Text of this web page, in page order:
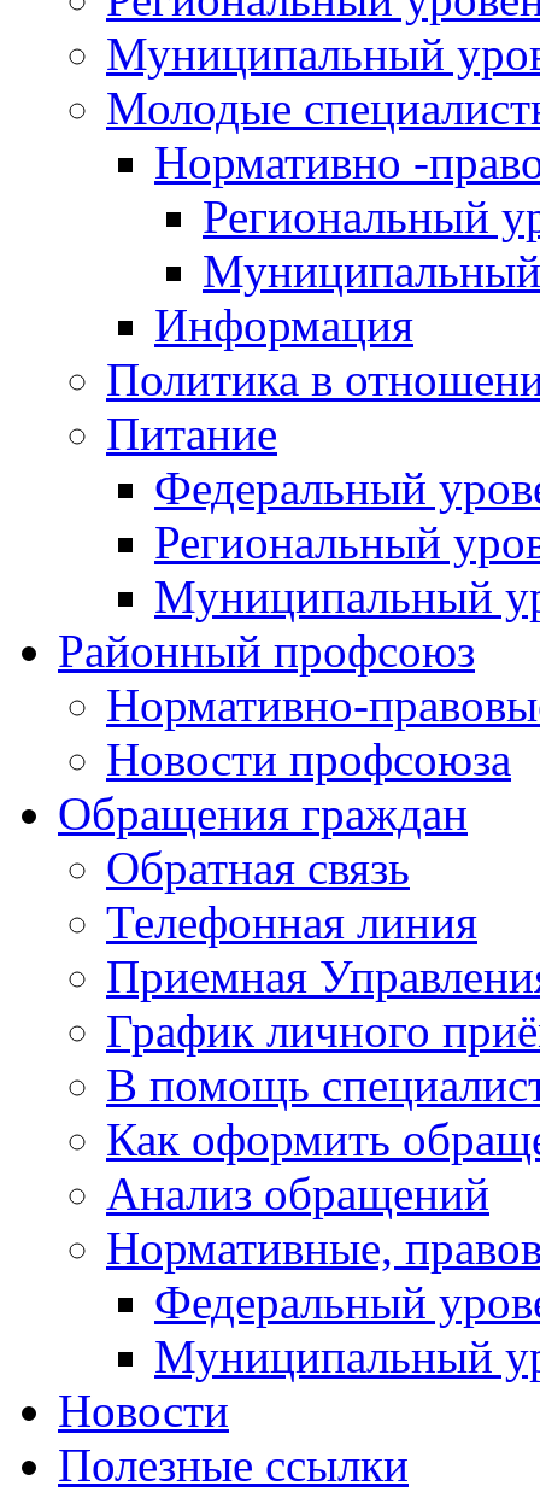
Муниципальный
Молодые
Нормативно -
Региональный
Информация
Политика в
Питание
Федеральный
Региональный
Муниципальный
Районный профсоюз
Нормативно-
Новости профсоюза
Обращения граждан
Обратная связь
Телефонная линия
Приемная
График личного
В помощь
Как оформить
Анализ обращений
Нормативные,
Федеральный
Муниципальный
Новости
Полезные ссылки